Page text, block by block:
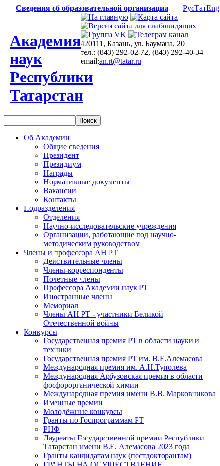
Сведения об образовательной организации РусТатEng
Академия
наук
Республики
Татарстан
420111, Казань, ул. Баумана, 20
тел.: (843) 292-02-72, (843) 292-40-34
email:an.rt@tatar.ru
Об Академии
Общие сведения
Президент
Президиум
Награды
Нормативные документы
Вакансии
Контакты
Подразделения
Отделения
Научно-исследовательские учреждения
Организации, работающие под научно-
методическим руководством
Члены и профессора АН РТ
Действительные члены
Члены-корреспонденты
Почетные члены
Профессора Академии наук РТ
Иностранные члены
Мемориал
Члены АН РТ - участники Великой
Отечественной войны
Конкурсы
Государственная премия РТ в области науки и
техники
Государственная премия РТ им. В.Е.Алемасова
Международная премия им. А.Н.Туполева
Международная Арбузовская премия в области
фосфорорганической химии
Международная премия имени В.В. Марковникова
Именные премии
Молодёжные конкурсы
Гранты по Госпрограммам РТ
РНФ
Лауреаты Государственной премии Республики
Татарстан имени В.Е. Алемасова 2023 года
Гранты кандидатам наук (постдокторантам)
ГРАНТЫ НА ОСУЩЕСТВЛЕНИЕ